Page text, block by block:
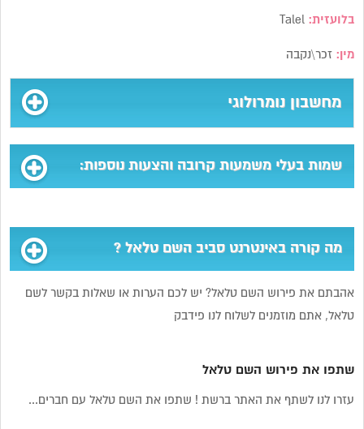
בלועזית:
מין: זכר\נקבה
מחשבון נומרולוגי
שמות בעלי משמעות קרובה והצעות נוספות:
מה קורה באינטרנט סביב השם טלאל ?
אהבתם את פירוש השם טלאל? יש לכם הערות או שאלות בקשר לשם
טלאל, אתם מוזמנים לשלוח לנו פידבק
שתפו את פירוש השם טלאל
עזרו לנו לשתף את האתר ברשת ! שתפו את השם טלאל עם חברים...